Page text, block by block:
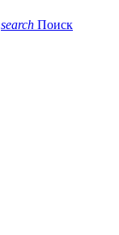
search Поиск